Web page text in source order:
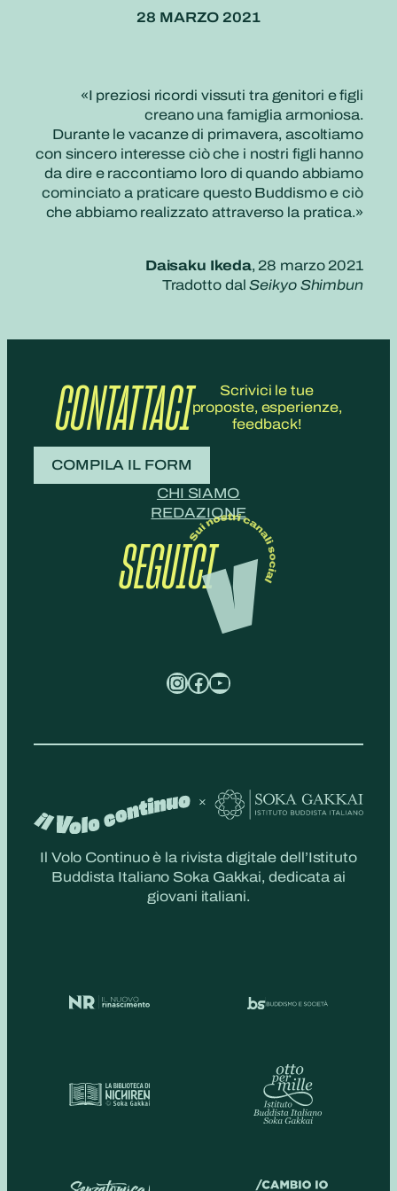
28 MARZO 2021
«I preziosi ricordi vissuti tra genitori e figli
creano una famiglia armoniosa.
Durante le vacanze di primavera, ascoltiamo
con sincero interesse ciò che i nostri figli hanno
da dire e raccontiamo loro di quando abbiamo
cominciato a praticare questo Buddismo e ciò
che abbiamo realizzato attraverso la pratica.»
Daisaku Ikeda, 28 marzo 2021
Tradotto dalSeikyo Shimbun
CONTATTACI
Scrivici le tue
proposte, esperienze,
feedback!
COMPILA IL FORM
CHI SIAMO
REDAZIONE
SEGUICI
InstagramFacebook YouTube
Il Volo Continuo è la rivista digitale dell’Istituto
Buddista Italiano Soka Gakkai, dedicata ai
giovani italiani.